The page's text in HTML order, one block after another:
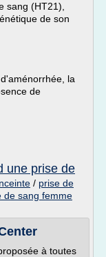
sang (HT21),
de son
la
de
une prise de
/ prise de
de sang femme
à toutes